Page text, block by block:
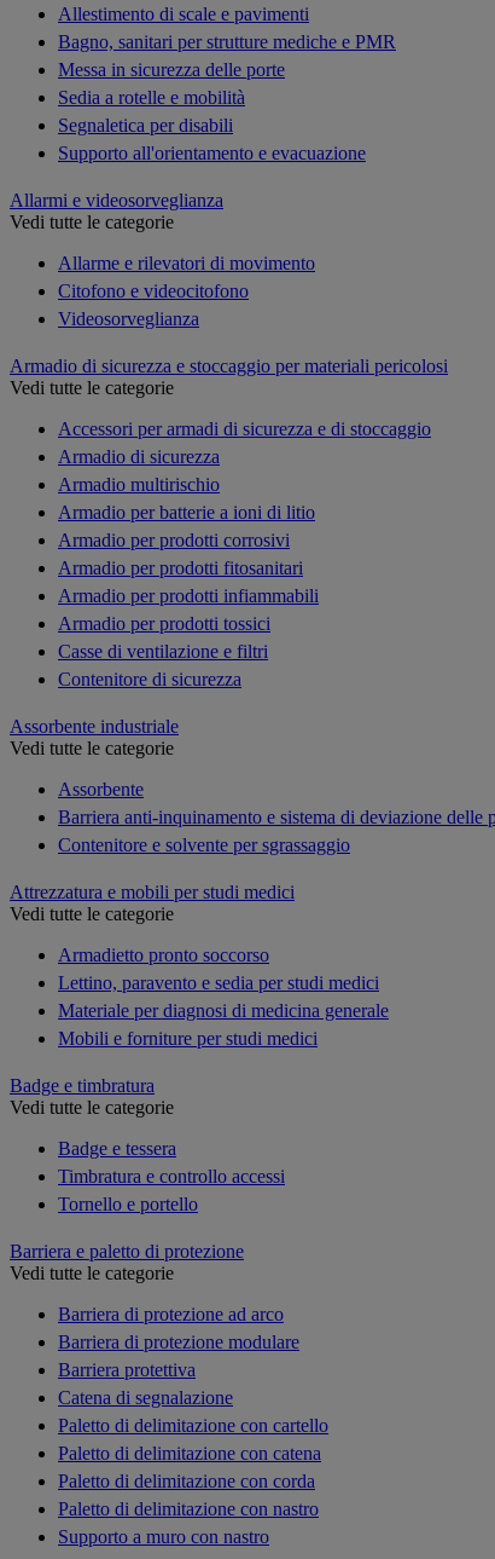
Allestimento di scale e pavimenti
Bagno, sanitari per strutture mediche e PMR
Messa in sicurezza delle porte
Sedia a rotelle e mobilità
Segnaletica per disabili
Supporto all'orientamento e evacuazione
Allarmi e videosorveglianza
Vedi tutte le categorie
Allarme e rilevatori di movimento
Citofono e videocitofono
Videosorveglianza
Armadio di sicurezza e stoccaggio per materiali pericolosi
Vedi tutte le categorie
Accessori per armadi di sicurezza e di stoccaggio
Armadio di sicurezza
Armadio multirischio
Armadio per batterie a ioni di litio
Armadio per prodotti corrosivi
Armadio per prodotti fitosanitari
Armadio per prodotti infiammabili
Armadio per prodotti tossici
Casse di ventilazione e filtri
Contenitore di sicurezza
Assorbente industriale
Vedi tutte le categorie
Assorbente
Barriera anti-inquinamento e sistema di deviazione delle
Contenitore e solvente per sgrassaggio
Attrezzatura e mobili per studi medici
Vedi tutte le categorie
Armadietto pronto soccorso
Lettino, paravento e sedia per studi medici
Materiale per diagnosi di medicina generale
Mobili e forniture per studi medici
Badge e timbratura
Vedi tutte le categorie
Badge e tessera
Timbratura e controllo accessi
Tornello e portello
Barriera e paletto di protezione
Vedi tutte le categorie
Barriera di protezione ad arco
Barriera di protezione modulare
Barriera protettiva
Catena di segnalazione
Paletto di delimitazione con cartello
Paletto di delimitazione con catena
Paletto di delimitazione con corda
Paletto di delimitazione con nastro
Supporto a muro con nastro